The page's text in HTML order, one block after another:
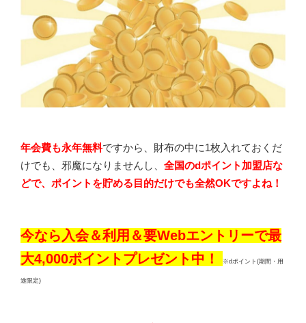
年会費も永年無料ですから、財布の中に1枚入れておくだ
けでも、邪魔になりませんし、 全国のdポイント加盟店な
どで、ポイントを貯める目的だけでも全然OKですよね！
今なら入会＆利用＆要Webエントリーで最
大4,000ポイントプレゼント中！
※dポイント(期間・用
途限定)